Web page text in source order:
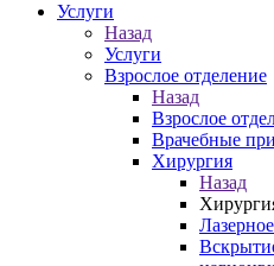
Услуги
Назад
Услуги
Взрослое отделение
Назад
Взрослое
Врачебные
Хирургия
Назад